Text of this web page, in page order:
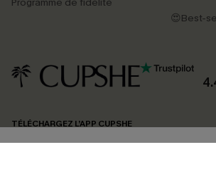
😍Best-
TÉLÉCHARGEZ L’APP CUPSHE
reconnaissez avoir pris connaissance de nos
pouvons utiliser les données collectées sur notre
produits susceptibles de vous intéresser,
confidentialité
. Vous pouvez vous désabonner à